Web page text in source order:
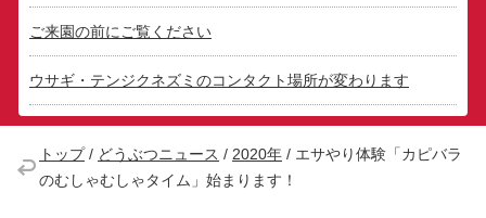
ご来園の前にご覧ください
ウサギ・テンジクネズミのコンタクト場所が変わります
トップ/ どうぶつニュース / 2020年 / エサやり体験「カピバラ
のむしゃむしゃタイム」始まります！